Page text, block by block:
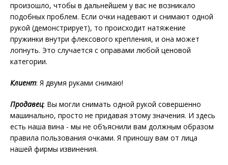
произошло, чтобы в дальнейшем у вас не возникало
подобных проблем. Если очки надевают и снимают одной
рукой (демонстрирует), то происходит натяжение
пружинки внутри флексового крепления, и она может
лопнуть. Это случается с оправами любой ценовой
категории.
Клиент: Я двумя руками снимаю!
Продавец: Вы могли снимать одной рукой совершенно
машинально, просто не придавая этому значения. И здесь
есть наша вина - мы не объяснили вам должным образом
правила пользования очками. Я приношу вам от лица
нашей фирмы извинения.